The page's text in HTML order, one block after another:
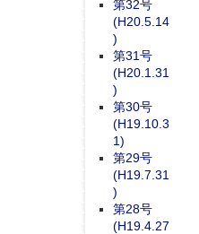
第32号
(H20.5.14
)
第31号
(H20.1.31
)
第30号
(H19.10.3
1)
第29号
(H19.7.31
)
第28号
(H19.4.27